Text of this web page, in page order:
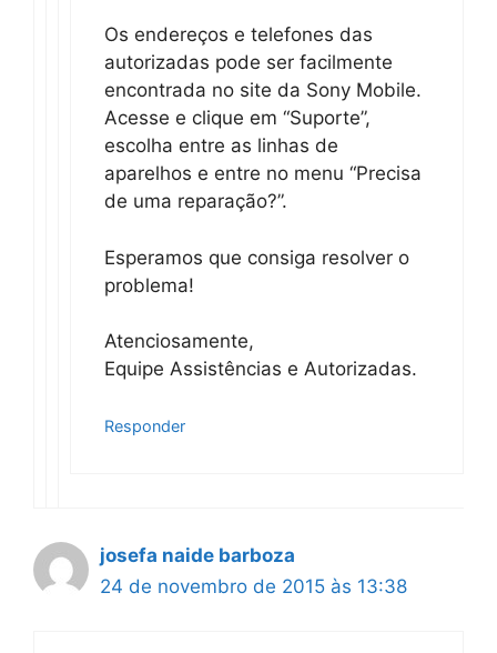
Os endereços e telefones das
autorizadas pode ser facilmente
encontrada no site da Sony Mobile.
Acesse e clique em “Suporte”,
escolha entre as linhas de
aparelhos e entre no menu “Precisa
de uma reparação?”.
Esperamos que consiga resolver o
problema!
Atenciosamente,
Equipe Assistências e Autorizadas.
Responder
josefa naide barboza
24 de novembro de 2015 às 13:38